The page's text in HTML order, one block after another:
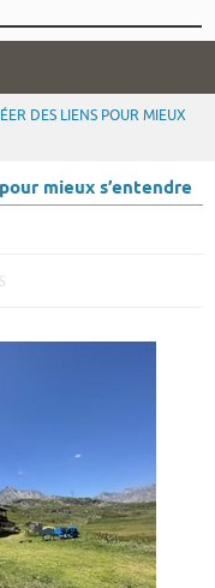
DES LIENS POUR MIEUX
mieux s’entendre